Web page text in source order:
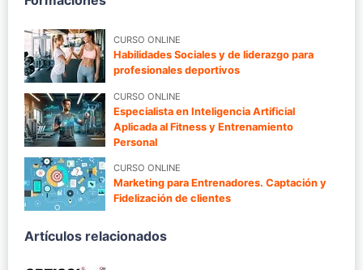
CURSO ONLINE
Habilidades Sociales y de liderazgo para
profesionales deportivos
CURSO ONLINE
Especialista en Inteligencia Artificial
Aplicada al Fitness y Entrenamiento
Personal
CURSO ONLINE
Marketing para Entrenadores. Captación y
Fidelización de clientes
Artículos relacionados